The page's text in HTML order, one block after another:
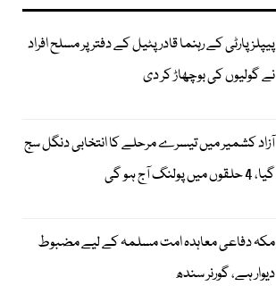
پیپلز پارٹی کے رہنما قادر پٹیل کے دفتر پر مسلح افراد
نے گولیوں کی بوچھاڑ کر دی
آزاد کشمیر میں تیسرے مرحلے کا انتخابی دنگل سج
گیا، 4 حلقوں میں پولنگ آج ہو گی
مکہ دفاعی معاہدہ امت مسلمہ کے لیے مضبوط
دیوار ہے، گورنر سندھ